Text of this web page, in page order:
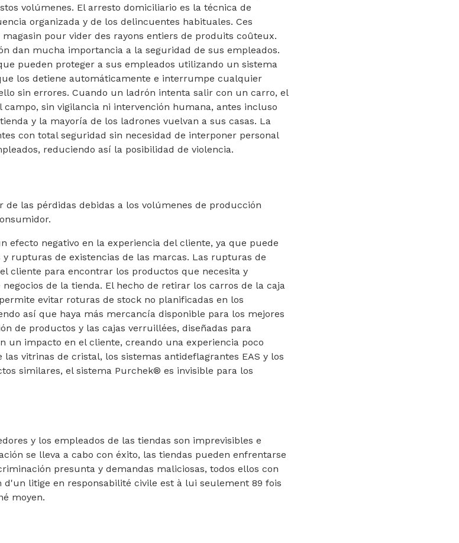
volúmenes. El arresto domiciliario es la técnica de
organizada y de los delincuentes habituales. Ces
pour vider des rayons entiers de produits coûteux.
dan mucha importancia a la seguridad de sus empleados.
pueden proteger a sus empleados utilizando un sistema
los detiene automáticamente e interrumpe cualquier
sin errores. Cuando un ladrón intenta salir con un carro, el
sin vigilancia ni intervención humana, antes incluso
y la mayoría de los ladrones vuelvan a sus casas. La
con total seguridad sin necesidad de interponer personal
reduciendo así la posibilidad de violencia.
las pérdidas debidas a los volúmenes de producción
efecto negativo en la experiencia del cliente, ya que puede
rupturas de existencias de las marcas. Las rupturas de
cliente para encontrar los productos que necesita y
de la tienda. El hecho de retirar los carros de la caja
evitar roturas de stock no planificadas en los
así que haya más mercancía disponible para los mejores
de productos y las cajas verruillées, diseñadas para
un impacto en el cliente, creando una experiencia poco
vitrinas de cristal, los sistemas antideflagrantes EAS y los
similares, el sistema Purchek® es invisible para los
y los empleados de las tiendas son imprevisibles e
se lleva a cabo con éxito, las tiendas pueden enfrentarse
presunta y demandas maliciosas, todos ellos con
litige en responsabilité civile est à lui seulement 89 fois
moyen.